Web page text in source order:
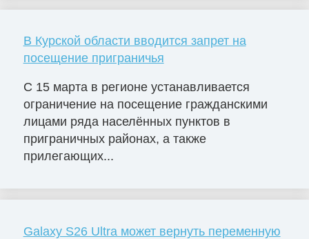
В Курской области вводится запрет на
посещение приграничья
С 15 марта в регионе устанавливается
ограничение на посещение гражданскими
лицами ряда населённых пунктов в
приграничных районах, а также
прилегающих...
Galaxy S26 Ultra может вернуть переменную